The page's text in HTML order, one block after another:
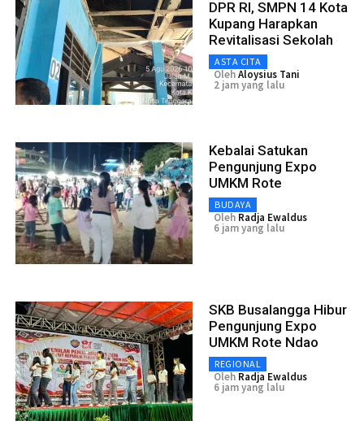
DPR RI, SMPN 14 Kota
Kupang Harapkan
Revitalisasi Sekolah
ASTA CITA
OlehAloysius Tani
2 jam yang lalu
Kebalai Satukan
Pengunjung Expo
UMKM Rote
BUDAYA
Oleh Radja Ewaldus
6 jam yang lalu
SKB Busalangga Hibur
Pengunjung Expo
UMKM Rote Ndao
REGIONAL
Oleh Radja Ewaldus
6 jam yang lalu